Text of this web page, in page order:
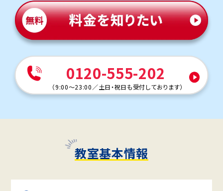
0120-555-202
（9:00～23:00 ／土日・祝日も受付しております）
教室基本情報